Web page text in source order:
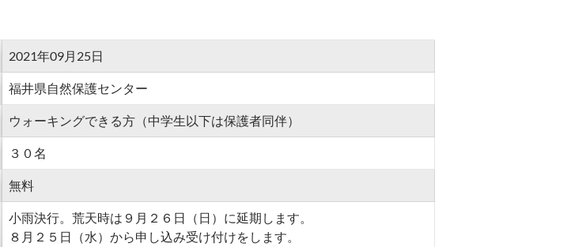
2021年09月25日
福井県自然保護センター
ウォーキングできる方（中学生以下は保護者同伴）
３０名
無料
小雨決行。荒天時は９月２６日（日）に延期します。
８月２５日（水）から申し込み受け付けをします。